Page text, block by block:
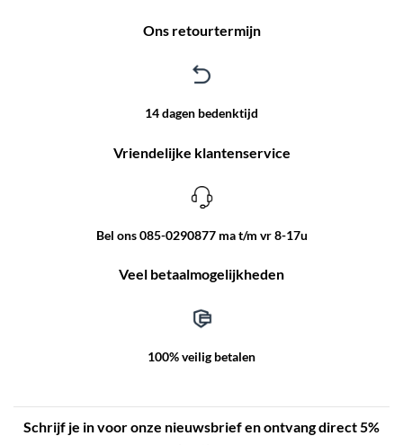
Ons retourtermijn
14 dagen bedenktijd
Vriendelijke klantenservice
Bel ons 085-0290877 ma t/m vr 8-17u
Veel betaalmogelijkheden
100% veilig betalen
Schrijf je in voor onze nieuwsbrief en ontvang direct 5%